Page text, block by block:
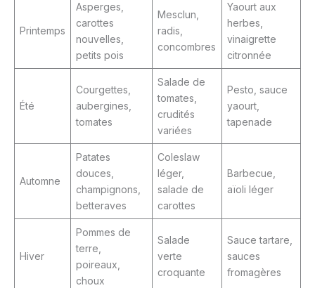
Printemps
Asperges,
carottes
nouvelles,
petits pois
Mesclun,
radis,
concombres
Yaourt aux
herbes,
vinaigrette
citronnée
Été
Courgettes,
aubergines,
tomates
Salade de
tomates,
crudités
variées
Pesto, sauce
yaourt,
tapenade
Automne
Patates
douces,
champignons,
betteraves
Coleslaw
léger,
salade de
carottes
Barbecue,
aïoli léger
Hiver
Pommes de
terre,
poireaux,
choux
Salade
verte
croquante
Sauce tartare,
sauces
fromagères